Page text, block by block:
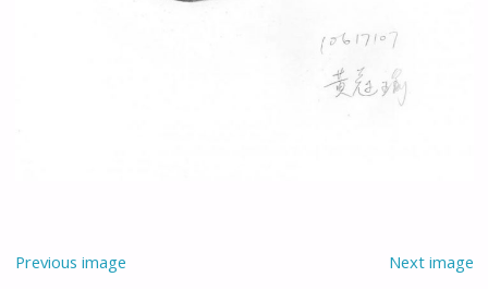
Previous image Next image